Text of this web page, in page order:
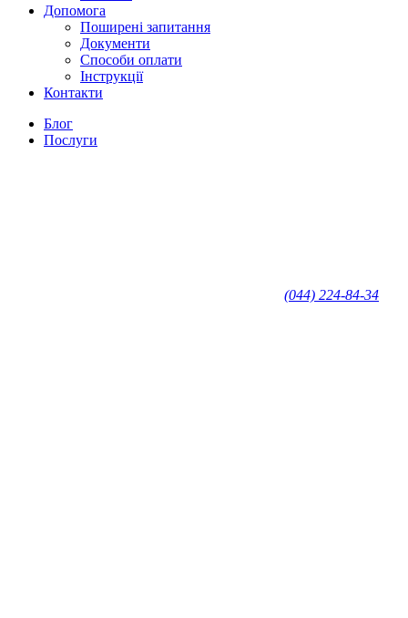
Допомога
Поширені запитання
Документи
Способи оплати
Інструкції
Контакти
Блог
Послуги
(044) 224-84-34